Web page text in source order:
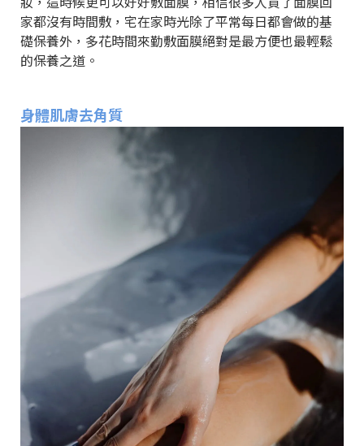
家都沒有時間敷，宅在家時光除了平常每日都會做的基
礎保養外，多花時間來勤敷面膜絕對是最方便也最輕鬆
的保養之道。
身體肌膚去角質